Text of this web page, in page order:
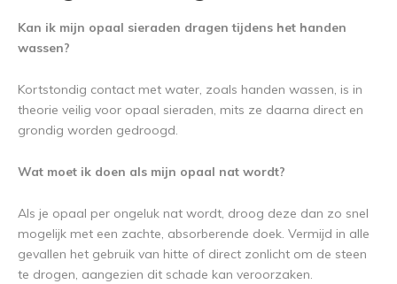
Kan ik mijn opaal sieraden dragen tijdens het handen
wassen?
Kortstondig contact met water, zoals handen wassen, is in
theorie veilig voor opaal sieraden, mits ze daarna direct en
grondig worden gedroogd.
Wat moet ik doen als mijn opaal nat wordt?
Als je opaal per ongeluk nat wordt, droog deze dan zo snel
mogelijk met een zachte, absorberende doek. Vermijd in alle
gevallen het gebruik van hitte of direct zonlicht om de steen
te drogen, aangezien dit schade kan veroorzaken.